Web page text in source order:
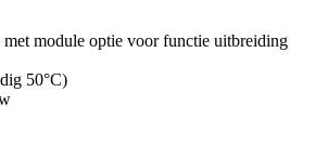
module optie voor functie uitbreiding
50°C)